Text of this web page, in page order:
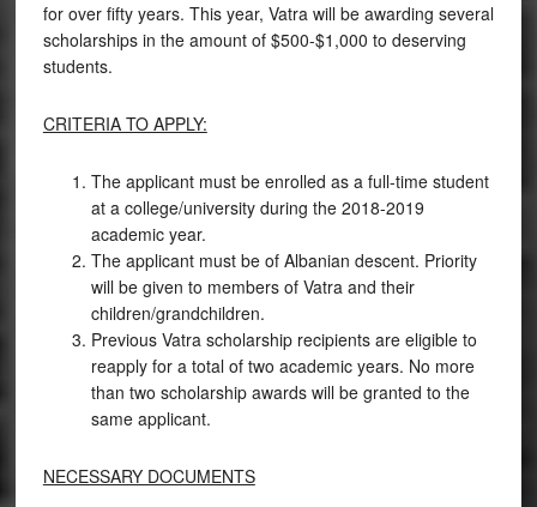
for over fifty years. This year, Vatra will be awarding several
scholarships in the amount of $500-$1,000 to deserving
students.
CRITERIA TO APPLY:
The applicant must be enrolled as a full-time student
at a college/university during the 2018-2019
academic year.
The applicant must be of Albanian descent. Priority
will be given to members of Vatra and their
children/grandchildren.
Previous Vatra scholarship recipients are eligible to
reapply for a total of two academic years. No more
than two scholarship awards will be granted to the
same applicant.
NECESSARY DOCUMENTS